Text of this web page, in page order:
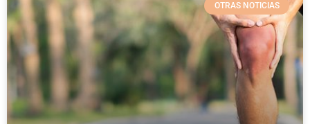
OTRAS NOTICIAS